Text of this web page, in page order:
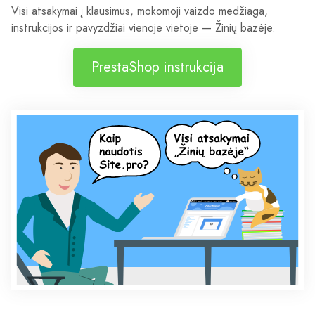
Visi atsakymai į klausimus, mokomoji vaizdo medžiaga,
instrukcijos ir pavyzdžiai vienoje vietoje — Žinių bazėje.
PrestaShop instrukcija